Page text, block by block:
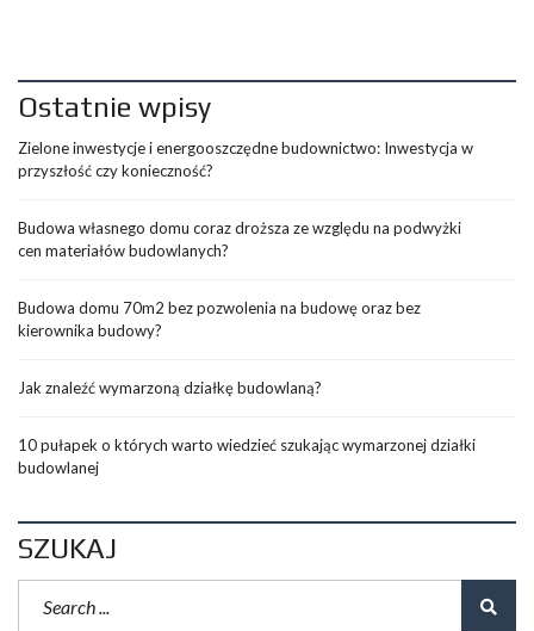
Ostatnie wpisy
Zielone inwestycje i energooszczędne budownictwo: Inwestycja w
przyszłość czy konieczność?
Budowa własnego domu coraz droższa ze względu na podwyżki
cen materiałów budowlanych?
Budowa domu 70m2 bez pozwolenia na budowę oraz bez
kierownika budowy?
Jak znaleźć wymarzoną działkę budowlaną?
10 pułapek o których warto wiedzieć szukając wymarzonej działki
budowlanej
SZUKAJ